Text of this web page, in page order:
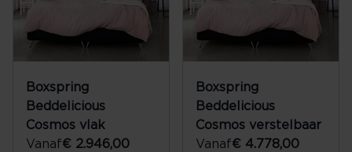
Boxspring
Beddelicious
Cosmos vlak
Vanaf€ 2.946,00
Boxspring
Beddelicious
Cosmos verstelbaar
Vanaf€ 4.778,00